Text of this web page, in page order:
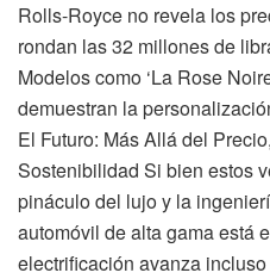
Rolls-Royce no revela los
rondan las 32 millones de
Modelos como ‘La Rose
demuestran la
El Futuro: Más Allá del
Sostenibilidad Si bien estos
pináculo del lujo y la
automóvil de alta gama está
electrificación avanza